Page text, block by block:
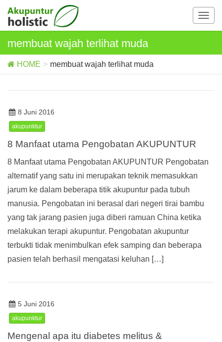
T
a
i
membuat wajah terlihat muda
HOME membuat wajah terlihat muda
8 Juni 2016
akupunktur
8 Manfaat utama Pengobatan AKUPUNTUR
8 Manfaat utama Pengobatan AKUPUNTUR Pengobatan
alternatif yang satu ini merupakan teknik memasukkan
jarum ke dalam beberapa titik akupuntur pada tubuh
manusia. Pengobatan ini berasal dari negeri tirai bambu
yang tak jarang pasien juga diberi ramuan China ketika
melakukan terapi akupuntur. Pengobatan akupuntur
terbukti tidak menimbulkan efek samping dan beberapa
pasien telah berhasil mengatasi keluhan […]
5 Juni 2016
akupunktur
Mengenal apa itu diabetes melitus &